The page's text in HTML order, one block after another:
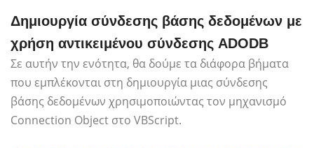
Δημιουργία σύνδεσης βάσης δεδομένων με
χρήση αντικειμένου σύνδεσης ADODB
Σε αυτήν την ενότητα, θα δούμε τα διάφορα βήματα
που εμπλέκονται στη δημιουργία μιας σύνδεσης
βάσης δεδομένων χρησιμοποιώντας τον μηχανισμό
Connection Object στο VBScript.